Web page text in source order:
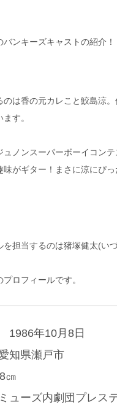
ンキーズキャストの紹介！
のは香の元カレこと鮫島涼
す。
ュノンスーパーボーイコンテ
味がギター！まさに涼にぴ
を担当するのは猪塚健太(い
ロフィールです。
1986年10月8日
知県瀬戸市
㎝
ューズ内劇団プレス